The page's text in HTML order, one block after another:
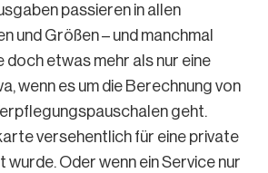
passieren in allen
und Größen – und manchmal
doch etwas mehr als nur eine
wenn es um die Berechnung von
geht.
versehentlich für eine private
Oder wenn ein Service nur